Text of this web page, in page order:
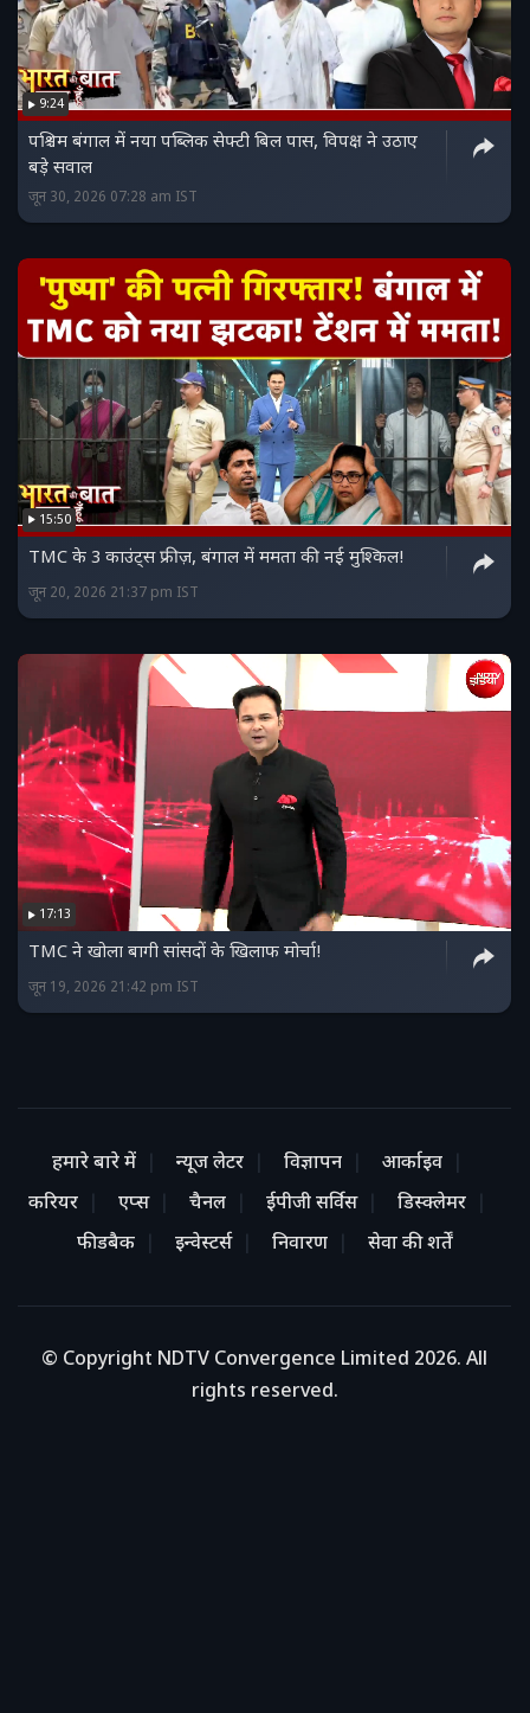
9:24
पश्चिम बंगाल में नया पब्लिक सेफ्टी बिल पास, विपक्ष ने उठाए
बड़े सवाल
जून 30, 2026 07:28 am IST
15:50
TMC के 3 काउंट्स फ्रीज़, बंगाल में ममता की नई मुश्किल!
जून 20, 2026 21:37 pm IST
17:13
TMC ने खोला बागी सांसदों के खिलाफ मोर्चा!
जून 19, 2026 21:42 pm IST
हमारे बारे में न्यूज लेटर विज्ञापन
आर्काइव
करियर
एप्स चैनल ईपीजी सर्विस
डिस्क्लेमर
फीडबैक
इन्वेस्टर्स निवारण सेवा की शर्तें
© Copyright NDTV Convergence Limited 2026. All
rights reserved.